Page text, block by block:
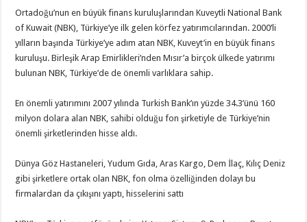
Ortadoğu’nun en büyük finans kuruluşlarından Kuveytli National Bank
of Kuwait (NBK), Türkiye’ye ilk gelen körfez yatırımcılarından. 2000’li
yılların başında Türkiye’ye adım atan NBK, Kuveyt’in en büyük finans
kuruluşu. Birleşik Arap Emirlikleri’nden Mısır’a birçok ülkede yatırımı
bulunan NBK, Türkiye’de de önemli varlıklara sahip.
En önemli yatırımını 2007 yılında Turkish Bank’ın yüzde 34.3’ünü 160
milyon dolara alan NBK, sahibi olduğu fon şirketiyle de Türkiye’nin
önemli şirketlerinden hisse aldı.
Dünya Göz Hastaneleri, Yudum Gıda, Aras Kargo, Dem İlaç, Kılıç Deniz
gibi şirketlere ortak olan NBK, fon olma özelliğinden dolayı bu
firmalardan da çıkışını yaptı, hisselerini sattı